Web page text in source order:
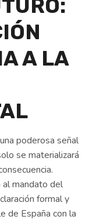
A LA
poderosa señal
se materializará
al mandato del
formal y
de España con la